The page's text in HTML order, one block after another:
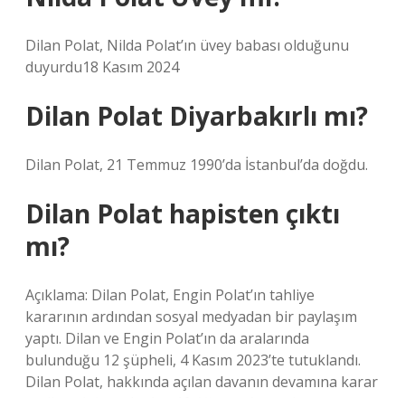
Dilan Polat, Nilda Polat’ın üvey babası olduğunu
duyurdu18 Kasım 2024
Dilan Polat Diyarbakırlı mı?
Dilan Polat, 21 Temmuz 1990’da İstanbul’da doğdu.
Dilan Polat hapisten çıktı
mı?
Açıklama: Dilan Polat, Engin Polat’ın tahliye
kararının ardından sosyal medyadan bir paylaşım
yaptı. Dilan ve Engin Polat’ın da aralarında
bulunduğu 12 şüpheli, 4 Kasım 2023’te tutuklandı.
Dilan Polat, hakkında açılan davanın devamına karar